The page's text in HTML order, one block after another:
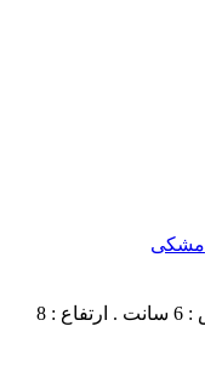
مشکی
طول : 48 سانت . عرض : 6 سانت . ارتفاع : 8